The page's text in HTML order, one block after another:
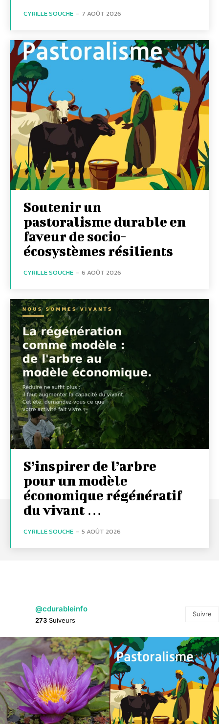
CYRILLE SOUCHE - 7 AOÛT 2026
Soutenir un
pastoralisme durable en
faveur de socio-
écosystèmes résilients
CYRILLE SOUCHE - 6 AOÛT 2026
S’inspirer de l’arbre
pour un modèle
économique régénératif
du vivant …
CYRILLE SOUCHE - 5 AOÛT 2026
@cdurableinfo
273 Suiveurs
Suivre